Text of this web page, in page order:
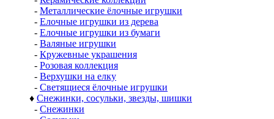
- Металлические ёлочные игрушки
- Елочные игрушки из дерева
- Елочные игрушки из бумаги
- Валяные игрушки
- Кружевные украшения
- Розовая коллекция
- Верхушки на елку
- Светящиеся ёлочные игрушки
♦ Снежинки, сосульки, звезды, шишки
- Снежинки